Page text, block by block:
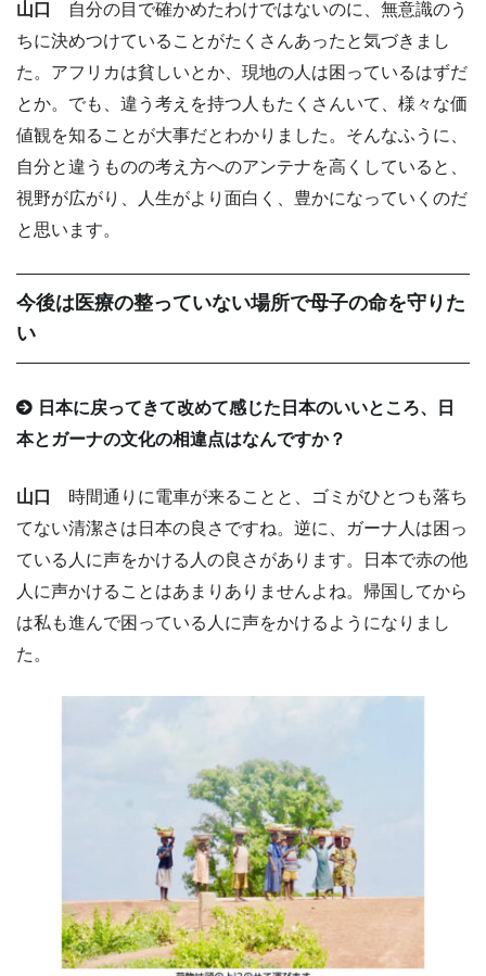
山口
自分の目で確かめたわけではないのに、無意識のう
ちに決めつけていることがたくさんあったと気づきまし
た。アフリカは貧しいとか、現地の人は困っているはずだ
とか。でも、違う考えを持つ人もたくさんいて、様々な価
値観を知ることが大事だとわかりました。そんなふうに、
自分と違うものの考え方へのアンテナを高くしていると、
視野が広がり、人生がより面白く、豊かになっていくのだ
と思います。
今後は医療の整っていない場所で母子の命を守りた
い
日本に戻ってきて改めて感じた日本のいいところ、日
本とガーナの文化の相違点はなんですか？
山口 時間通りに電車が来ることと、ゴミがひとつも落ち
てない清潔さは日本の良さですね。逆に、ガーナ人は困っ
ている人に声をかける人の良さがあります。日本で赤の他
人に声かけることはあまりありませんよね。帰国してから
は私も進んで困っている人に声をかけるようになりまし
た。